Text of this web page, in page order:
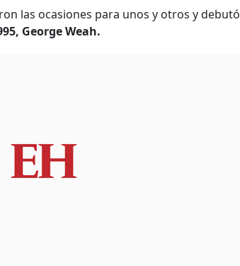
las ocasiones para unos y otros y debutó
George Weah.